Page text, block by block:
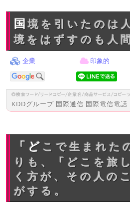
国境を引いたのは人間だけど、国
境をはずすのも人
企業 印象的
KDDグループ 国際通信 国際電信電
「どこで生まれたの」って聞くよ
りも、「どこを旅
く方が、その人の
がする。